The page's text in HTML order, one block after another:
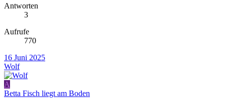
Antworten
3
Aufrufe
770
16 Juni 2025
Wolf
A
Betta Fisch liegt am Boden